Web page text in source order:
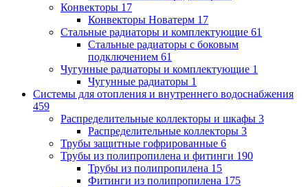
Конвекторы 17
Конвекторы Новатерм 17
Стальные радиаторы и комплектующие 61
Стальные радиаторы с боковым
подключением 61
Чугунные радиаторы и комплектующие 1
Чугунные радиаторы 1
Системы для отопления и внутреннего водоснабжения
459
Распределительные коллекторы и шкафы 3
Распределительные коллекторы 3
Трубы защитные гофрированные 6
Трубы из полипропилена и фитинги 190
Трубы из полипропилена 15
Фитинги из полипропилена 175